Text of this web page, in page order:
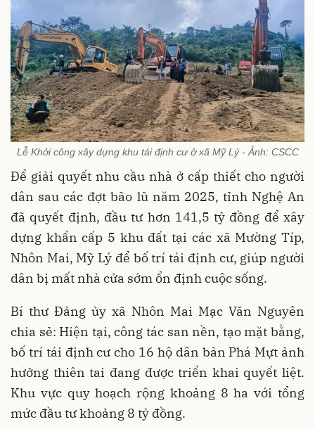
Lễ Khởi công xây dựng khu tái định cư ở xã Mỹ Lý - Ảnh: CSCC
Để giải quyết nhu cầu nhà ở cấp thiết cho người
dân sau các đợt bão lũ năm 2025, tỉnh Nghệ An
đã quyết định, đầu tư hơn 141,5 tỷ đồng để xây
dựng khẩn cấp 5 khu đất tại các xã Mường Típ,
Nhôn Mai, Mỹ Lý để bố trí tái định cư, giúp người
dân bị mất nhà cửa sớm ổn định cuộc sống.
Bí thư Đảng ủy xã Nhôn Mai Mạc Văn Nguyên
chia sẻ: Hiện tại, công tác san nền, tạo mặt bằng,
bố trí tái định cư cho 16 hộ dân bản Phá Mựt ảnh
hưởng thiên tai đang được triển khai quyết liệt.
Khu vực quy hoạch rộng khoảng 8 ha với tổng
mức đầu tư khoảng 8 tỷ đồng.